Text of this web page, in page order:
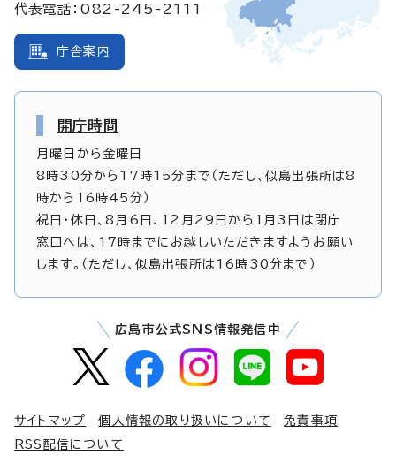
代表電話：082-245-2111
庁舎案内
開庁時間
月曜日から金曜日
8時30分から17時15分まで（ただし、似島出張所は8
時から16時45分）
祝日・休日、8月6日、12月29日から1月3日は閉庁
窓口へは、17時までにお越しいただきますようお願い
します。（ただし、似島出張所は16時30分まで）
広島市公式SNS情報発信中
サイトマップ 個人情報の取り扱いについて
免責事項
RSS配信について